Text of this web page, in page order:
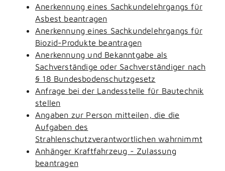
Anerkennung eines Sachkundelehrgangs für
Asbest beantragen
Anerkennung eines Sachkundelehrgangs für
Biozid-Produkte beantragen
Anerkennung und Bekanntgabe als
Sachverständige oder Sachverständiger nach
§ 18 Bundesbodenschutzgesetz
Anfrage bei der Landesstelle für Bautechnik
stellen
Angaben zur Person mitteilen, die die
Aufgaben des
Strahlenschutzverantwortlichen wahrnimmt
Anhänger Kraftfahrzeug - Zulassung
beantragen